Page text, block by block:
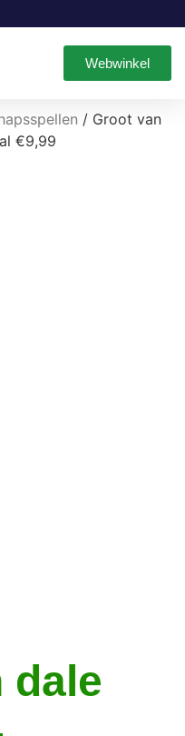
Webwinkel
/ Groot van
€9,99
dale